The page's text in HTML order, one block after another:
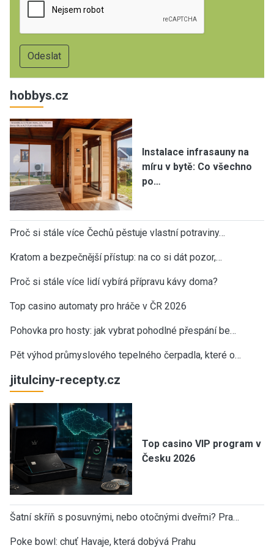
hobbys.cz
Instalace infrasauny na
míru v bytě: Co všechno
po…
Proč si stále více Čechů pěstuje vlastní potraviny…
Kratom a bezpečnější přístup: na co si dát pozor,…
Proč si stále více lidí vybírá přípravu kávy doma?
Top casino automaty pro hráče v ČR 2026
Pohovka pro hosty: jak vybrat pohodlné přespání be…
Pět výhod průmyslového tepelného čerpadla, které o…
jitulciny-recepty.cz
Top casino VIP program v
Česku 2026
Šatní skříň s posuvnými, nebo otočnými dveřmi? Pra…
Poke bowl: chuť Havaje, která dobývá Prahu